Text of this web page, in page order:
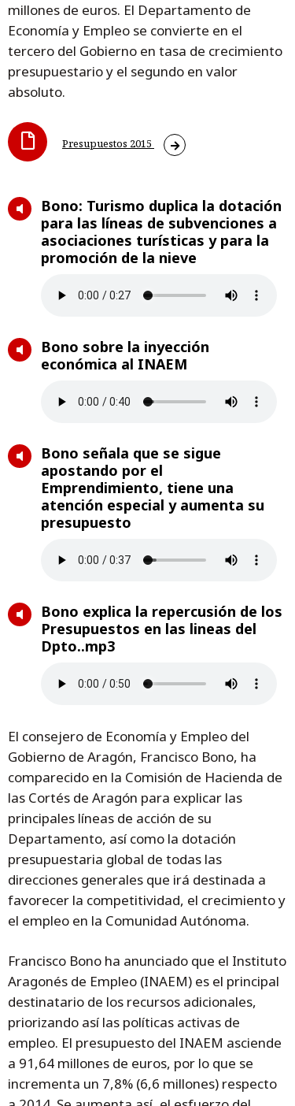
millones de euros. El Departamento de
Economía y Empleo se convierte en el
tercero del Gobierno en tasa de crecimiento
presupuestario y el segundo en valor
absoluto.
Presupuestos 2015
Bono: Turismo duplica la dotación
para las líneas de subvenciones a
asociaciones turísticas y para la
promoción de la nieve
Bono sobre la inyección
económica al INAEM
Bono señala que se sigue
apostando por el
Emprendimiento, tiene una
atención especial y aumenta su
presupuesto
Bono explica la repercusión de los
Presupuestos en las lineas del
Dpto..mp3
El consejero de Economía y Empleo del
Gobierno de Aragón, Francisco Bono, ha
comparecido en la Comisión de Hacienda de
las Cortés de Aragón para explicar las
principales líneas de acción de su
Departamento, así como la dotación
presupuestaria global de todas las
direcciones generales que irá destinada a
favorecer la competitividad, el crecimiento y
el empleo en la Comunidad Autónoma.
Francisco Bono ha anunciado que el Instituto
Aragonés de Empleo (INAEM) es el principal
destinatario de los recursos adicionales,
priorizando así las políticas activas de
empleo. El presupuesto del INAEM asciende
a 91,64 millones de euros, por lo que se
incrementa un 7,8% (6,6 millones) respecto